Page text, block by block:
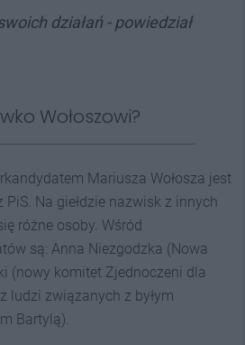
działań - powiedział
Wołoszowi?
Mariusza Wołosza jest
Na giełdzie nazwisk z innych
różne osoby. Wśród
są: Anna Niezgodzka (Nowa
(nowy komitet Zjednoczeni dla
ludzi związanych z byłym
Bartylą).